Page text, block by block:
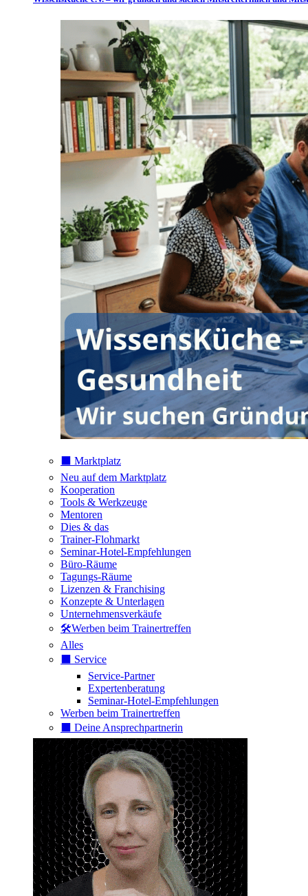
⬛️ Marktplatz
Neu auf dem Marktplatz
Kooperation
Tools & Werkzeuge
Mentoren
Dies & das
Trainer-Flohmarkt
Seminar-Hotel-Empfehlungen
Büro-Räume
Tagungs-Räume
Lizenzen & Franchising
Konzepte & Unterlagen
Unternehmensverkäufe
🛠️Werben beim Trainertreffen
Alles
⬛️ Service
Service-Partner
Expertenberatung
Seminar-Hotel-Empfehlungen
Werben beim Trainertreffen
⬛️ Deine Ansprechpartnerin